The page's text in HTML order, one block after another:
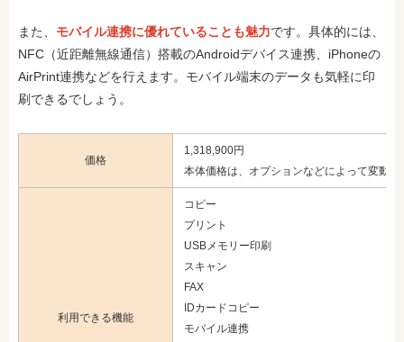
また、 モバイル連携に優れていることも魅力です。具体的には、
NFC（近距離無線通信）搭載のAndroidデバイス連携、iPhoneの
AirPrint連携などを行えます。モバイル端末のデータも気軽に印
刷できるでしょう。
価格
1,318,900円
本体価格は、オプションなどによって変動
利用できる機能
コピー
プリント
USBメモリー印刷
スキャン
FAX
IDカードコピー
モバイル連携